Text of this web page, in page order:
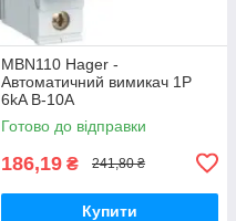
MBN110 Hager -
Автоматичний вимикач 1P
6kA B-10A
Готово до відправки
186,19 ₴ 241,80 ₴
Купити